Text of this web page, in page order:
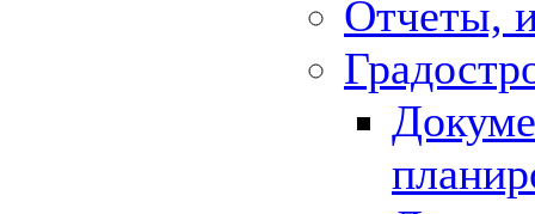
Отчеты,